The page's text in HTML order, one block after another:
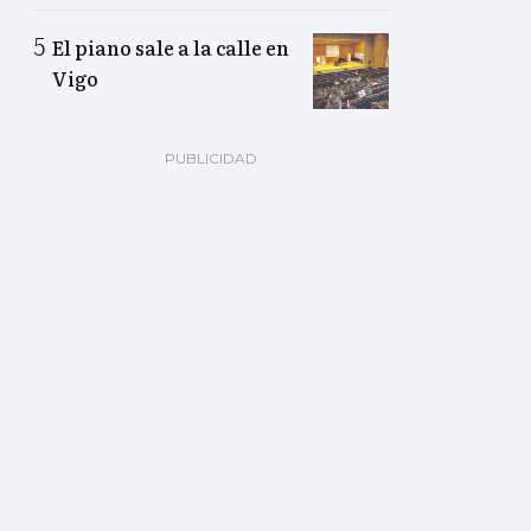
El piano sale a la calle en
Vigo